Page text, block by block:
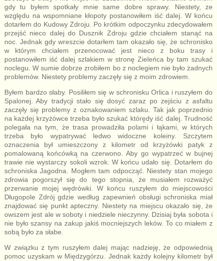
gdy tu byłem spotkały mnie same dobre sprawy. Niestety, ze
względu na wspomniane kłopoty postanowiłem iść dalej. W końcu
dotarłem do Kudowy Zdroju. Po krótkim odpoczynku zdecydowałem
przejść nieco dalej do Dusznik Zdroju gdzie chciałem stanąć na
noc. Jednak gdy wreszcie dotarłem tam okazało się, że schronisko
w którym chciałem przenocować jest nieco z boku trasy i
postanowiłem iść dalej szlakiem w stronę Zieleńca by tam szukać
noclegu. W sumie dobrze zrobiłem bo z noclegiem nie było żadnych
problemów. Niestety problemy zaczęły się z moim zdrowiem.
Byłem bardzo słaby. Posiliłem się w schronisku Orlica i ruszyłem do
Spalonej. Aby tradycji stało się dosyć zaraz po zejściu z asfaltu
zaczęły się problemy z oznakowaniem szlaku. Tak jak poprzednio
na każdej krzyżówce trzeba było szukać którędy iść dalej. Trudność
polegała na tym, że trasa prowadziła polami i łąkami, w których
trzeba było wypatrywać ledwo widoczne koleiny. Szczytem
oznaczenia był umieszczony z kilometr od krzyżówki patyk z
pomalowaną końcówką na czerwono. Aby go wypatrzeć w bujnej
trawie nie wystarczy sokoli wzrok. W końcu udało się. Dotarłem do
schroniska Jagodna. Mogłem tam odpocząć. Niestety stan mojego
zdrowia pogorszył się do tego stopnia, że musiałem rozważyć
przerwanie mojej wędrówki. W końcu ruszyłem do miejscowości
Długopole Zdrój gdzie według zapewnień obsługi schroniska miał
znajdować się punkt apteczny. Niestety na miejscu okazało się, że
owszem jest ale w soboty i niedziele nieczynny. Dzisiaj była sobota i
nie było szansy na zakup jakiś mocniejszych leków. To co miałem z
sobą było za słabe.
W związku z tym ruszyłem dalej mając nadzieję, że odpowiednią
pomoc uzyskam w Międzygórzu. Jednak każdy kolejny kilometr był